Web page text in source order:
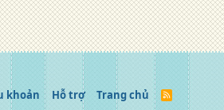
khoản Hỗ trợ Trang chủ
R